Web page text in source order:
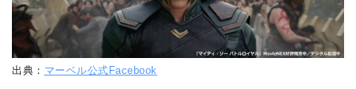
出典： マーベル公式Facebook